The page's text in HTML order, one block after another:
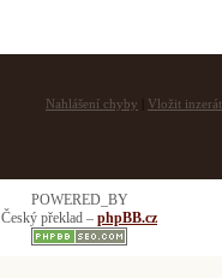
Nahlášení chyby Vložit inzerát
POWERED_BY
Český překlad – phpBB.cz